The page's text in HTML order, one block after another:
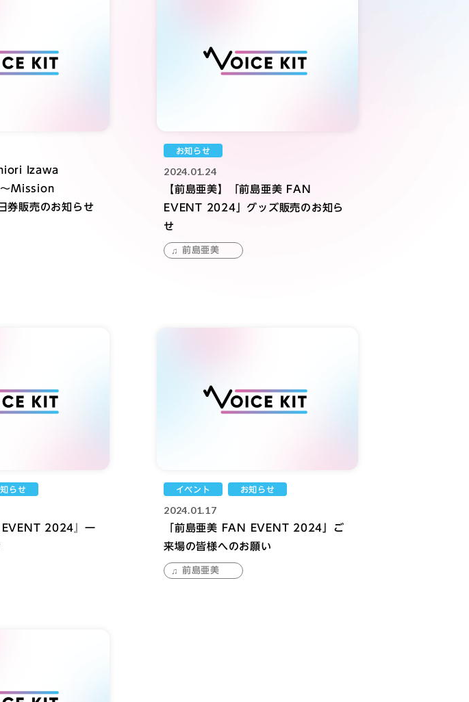
Izawa
Mission
券販売のお知らせ
お知らせ
2024.01.24
【前島亜美】「前島亜美 FAN
EVENT 2024」グッズ販売のお知ら
せ
前島亜美
らせ
EVENT 2024』一
イベント お知らせ
2024.01.17
「前島亜美 FAN EVENT 2024」ご
来場の皆様へのお願い
前島亜美